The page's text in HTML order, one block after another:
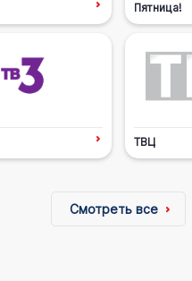
Пятница!
ТВЦ
Смотреть все